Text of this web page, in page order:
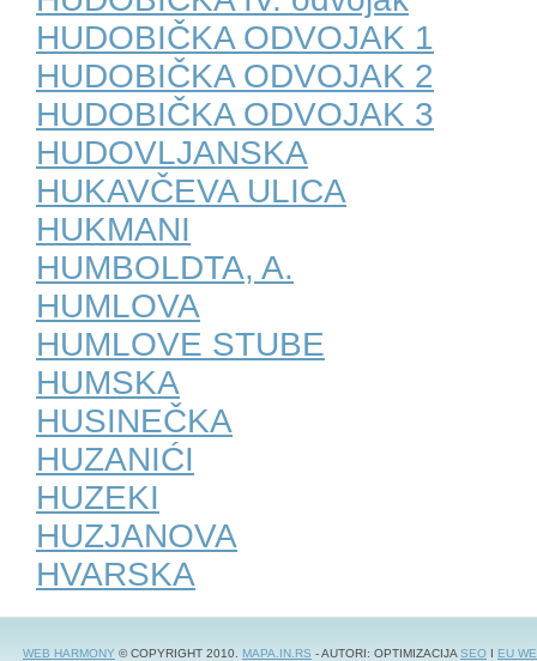
HUDOBIČKA ODVOJAK 1
HUDOBIČKA ODVOJAK 2
HUDOBIČKA ODVOJAK 3
HUDOVLJANSKA
HUKAVČEVA ULICA
HUKMANI
HUMBOLDTA, A.
HUMLOVA
HUMLOVE STUBE
HUMSKA
HUSINEČKA
HUZANIĆI
HUZEKI
HUZJANOVA
HVARSKA
WEB HARMONY © COPYRIGHT 2010. MAPA.IN.RS - AUTORI: OPTIMIZACIJA SEO I EU